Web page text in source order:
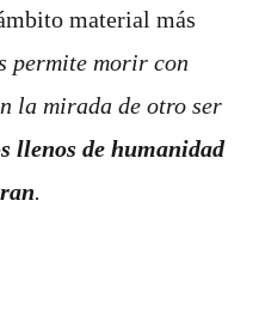
material más
permite morir con
la mirada de otro ser
llenos de humanidad
.